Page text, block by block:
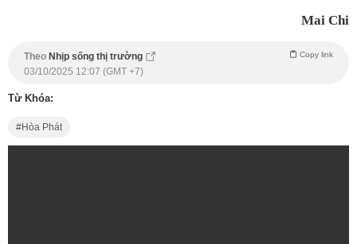
Mai Chi
Theo Nhịp sống thị trường Copy link
03/10/2025 12:07 (GMT +7)
Từ Khóa:
Hòa Phát